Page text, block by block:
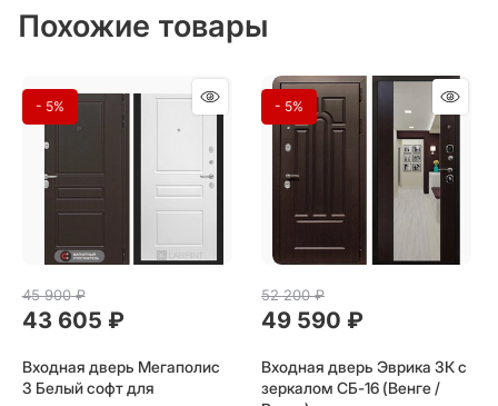
Похожие товары
- 5%
45 900 ₽
43 605 ₽
Входная дверь Мегаполис
3 Белый софт для
- 5%
52 200 ₽
49 590 ₽
Входная дверь Эврика 3К с
зеркалом СБ-16 (Венге /